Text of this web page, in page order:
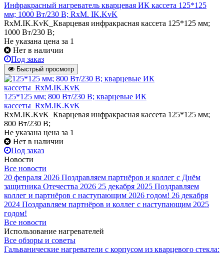
Инфракрасный нагреватель кварцевая ИК кассета 125*125
мм; 1000 Вт/230 В; RxM. IK.KvK
RxM.IK.KvK_Кварцевая инфракрасная кассета 125*125 мм;
1000 Вт/230 В;
Не указана цена за 1
Нет в наличии
Под заказ
Быстрый просмотр
125*125 мм; 800 Вт/230 В; кварцевые ИК
кассеты_RxM.IK.KvK
RxM.IK.KvK_Кварцевая инфракрасная кассета 125*125 мм;
800 Вт/230 В;
Не указана цена за 1
Нет в наличии
Под заказ
Новости
Все новости
20 февраля 2026 Поздравляем партнёров и коллег с Днём
защитника Отечества 2026 25 декабря 2025 Поздравляем
коллег и партнёров с наступающим 2026 годом! 26 декабря
2024 Поздравляем партнёров и коллег с наступающим 2025
годом!
Все новости
Использование нагревателей
Все обзоры и советы
Гальванические нагреватели с корпусом из кварцевого стекла: